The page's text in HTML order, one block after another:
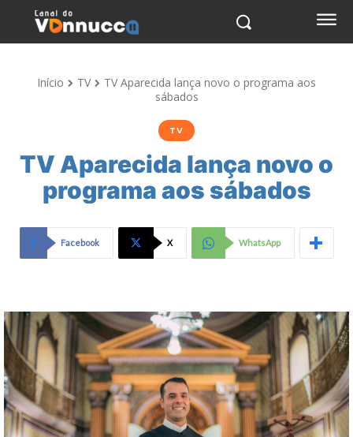
Início TV
TV Aparecida lança novo o programa aos
sábados
TV
TV Aparecida lança novo o
programa aos sábados
Facebook X WhatsApp